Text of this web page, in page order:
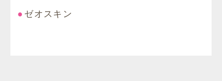
ゼオスキン